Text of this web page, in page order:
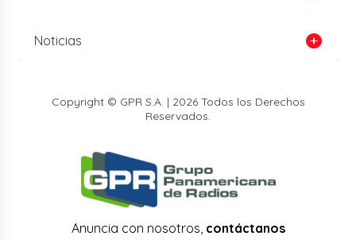
Noticias
Copyright © GPR S.A. | 2026 Todos los Derechos
Reservados.
Anuncia con nosotros, contáctanos